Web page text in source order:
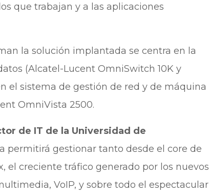
que trabajan y a las aplicaciones
la solución implantada se centra en la
(Alcatel-Lucent OmniSwitch 10K y
el sistema de gestión de red y de máquina
OmniVista 2500.
de IT de la Universidad de
permitirá gestionar tanto desde el core de
el creciente tráfico generado por los nuevos
VoIP, y sobre todo el espectacular